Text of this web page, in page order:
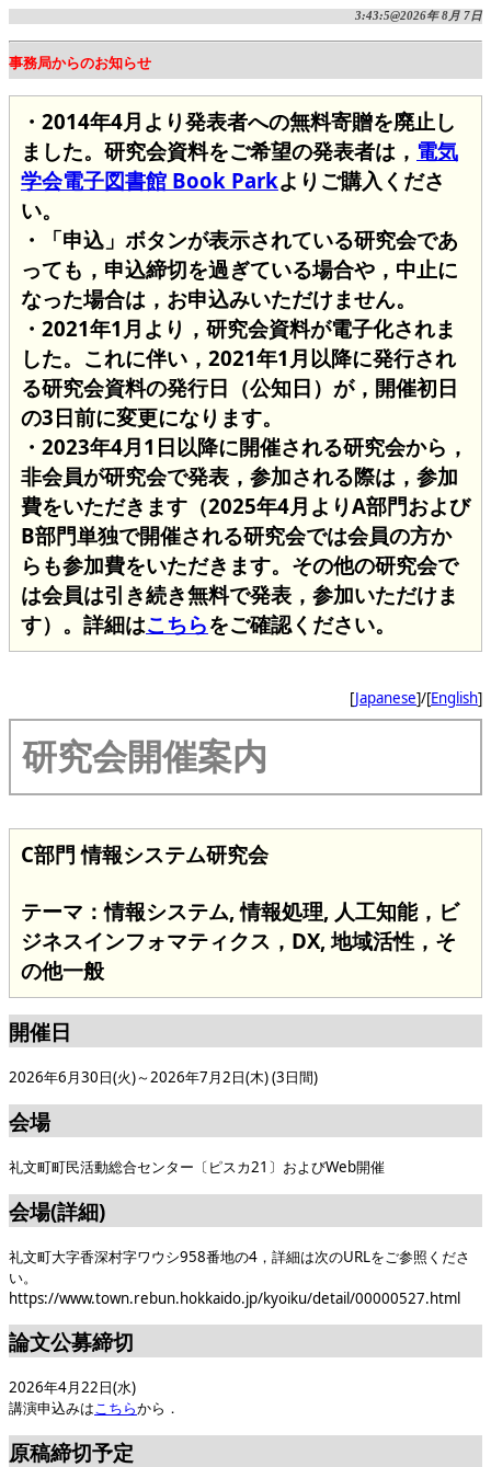
3:43:5@2026年 8月 7日
事務局からのお知らせ
・2014年4月より発表者への無料寄贈を廃止し
ました。研究会資料をご希望の発表者は， 電気
学会電子図書館 Book Parkよりご購入くださ
い。
・「申込」ボタンが表示されている研究会であ
っても，申込締切を過ぎている場合や，中止に
なった場合は，お申込みいただけません。
・2021年1月より，研究会資料が電子化されま
した。これに伴い，2021年1月以降に発行され
る研究会資料の発行日（公知日）が，開催初日
の3日前に変更になります。
・2023年4月1日以降に開催される研究会から，
非会員が研究会で発表，参加される際は，参加
費をいただきます（2025年4月よりA部門および
B部門単独で開催される研究会では会員の方か
らも参加費をいただきます。その他の研究会で
は会員は引き続き無料で発表，参加いただけま
す）。詳細はこちらをご確認ください。
[Japanese]/[English]
研究会開催案内
C部門 情報システム研究会
テーマ：情報システム, 情報処理, 人工知能，ビ
ジネスインフォマティクス，DX, 地域活性，そ
の他一般
開催日
2026年6月30日(火)～2026年7月2日(木) (3日間)
会場
礼文町町民活動総合センター〔ピスカ21〕およびWeb開催
会場(詳細)
礼文町大字香深村字ワウシ958番地の4，詳細は次のURLをご参照くださ
い。
https://www.town.rebun.hokkaido.jp/kyoiku/detail/00000527.html
論文公募締切
2026年4月22日(水)
講演申込みはこちらから．
原稿締切予定